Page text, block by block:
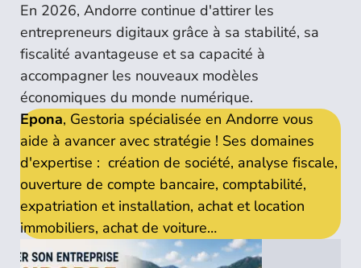
En 2026, Andorre continue d'attirer les
entrepreneurs digitaux grâce à sa stabilité, sa
fiscalité avantageuse et sa capacité à
accompagner les nouveaux modèles
économiques du monde numérique.
Epona, Gestoria spécialisée en Andorre vous
aide à avancer avec stratégie ! Ses domaines
d'expertise : création de société, analyse fiscale,
ouverture de compte bancaire, comptabilité,
expatriation et installation, achat et location
immobiliers, achat de voiture…